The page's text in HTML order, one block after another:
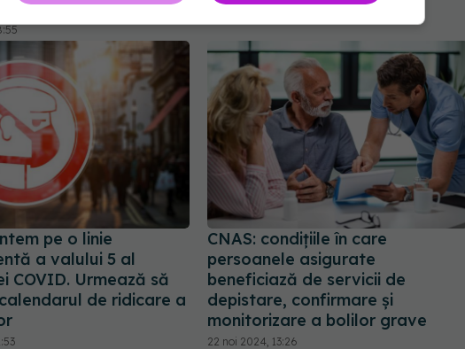
pe o linie
a valului 5 al
COVID. Urmează să
de ridicare a
CNAS: condiţiile în care
persoanele asigurate
beneficiază de servicii de
depistare, confirmare şi
monitorizare a bolilor grave
22 noi 2024, 13:26